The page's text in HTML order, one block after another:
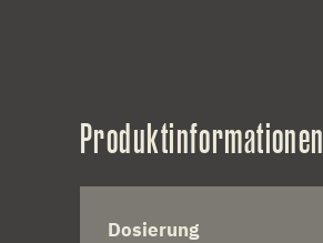
Produktinformationen
Dosierung